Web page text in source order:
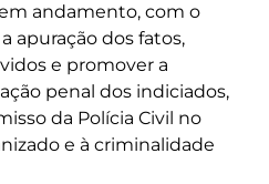
andamento, com o
apuração dos fatos,
e promover a
penal dos indiciados,
da Polícia Civil no
e à criminalidade